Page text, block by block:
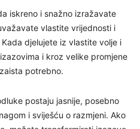
iskreno i snažno izražavate
vlastite vrijednosti i
djelujete iz vlastite volje i
i kroz velike promjene
potrebno.
postaju jasnije, posebno
i sviješću o razmjeni. Ako